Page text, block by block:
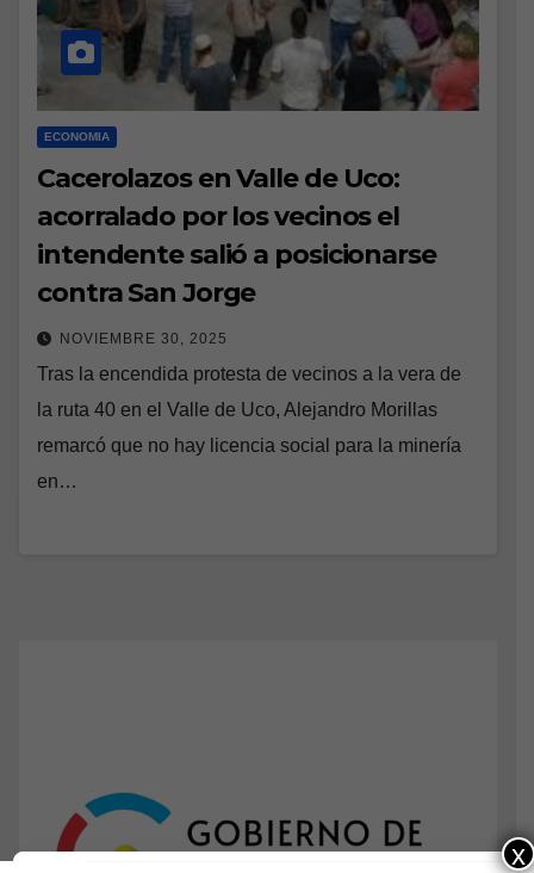
ECONOMIA
Cacerolazos en Valle de Uco:
acorralado por los vecinos el
intendente salió a posicionarse
contra San Jorge
NOVIEMBRE 30, 2025
Tras la encendida protesta de vecinos a la vera de
la ruta 40 en el Valle de Uco, Alejandro Morillas
remarcó que no hay licencia social para la minería
en…
x